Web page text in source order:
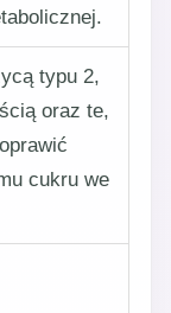
typu 2,
oraz te,
cukru we